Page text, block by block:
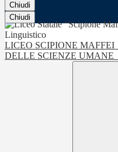
Chiudi
Chiudi
LICEO SCIPIONE MAFFEI
DELLE SCIENZE UMANE